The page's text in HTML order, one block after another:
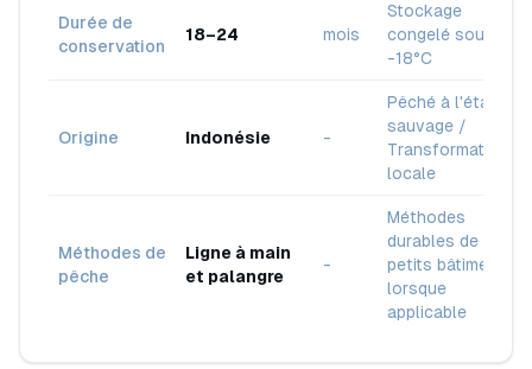
Durée de
conservation
18–24 mois
Stockage
congelé sous
-18°C
Origine Indonésie -
Pêché à l'état
sauvage /
Transformation
locale
Méthodes de
pêche
Ligne à main
et palangre
-
Méthodes
durables de
petits bâtiments
lorsque
applicable